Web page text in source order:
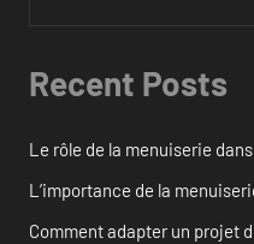
Recent Posts
Le rôle de la menuiserie
L’importance de la
Comment adapter un projet